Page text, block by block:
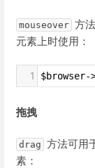
mouseover 方
元素上时使用：
1
拖拽
drag 方法可用
素：